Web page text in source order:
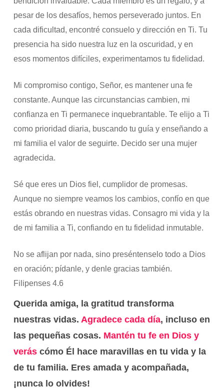
pesar de los desafíos, hemos perseverado juntos. En
cada dificultad, encontré consuelo y dirección en Ti. Tu
presencia ha sido nuestra luz en la oscuridad, y en
esos momentos difíciles, experimentamos tu fidelidad.
Mi compromiso contigo, Señor, es mantener una fe
constante. Aunque las circunstancias cambien, mi
confianza en Ti permanece inquebrantable. Te elijo a Ti
como prioridad diaria, buscando tu guía y enseñando a
mi familia el valor de seguirte. Decido ser una mujer
agradecida.
Sé que eres un Dios fiel, cumplidor de promesas.
Aunque no siempre veamos los cambios, confío en que
estás obrando en nuestras vidas. Consagro mi vida y la
de mi familia a Ti, confiando en tu fidelidad inmutable.
No se aflijan por nada, sino preséntenselo todo a Dios
en oración; pídanle, y denle gracias también.
Filipenses 4.6
Querida amiga, la gratitud transforma
nuestras vidas. Agradece cada día, incluso en
las pequeñas cosas. Mantén tu fe en Dios y
veráscómo Él hace maravillas en tu vida y la
de tu familia. Eres amada y acompañada,
¡nunca lo olvides!